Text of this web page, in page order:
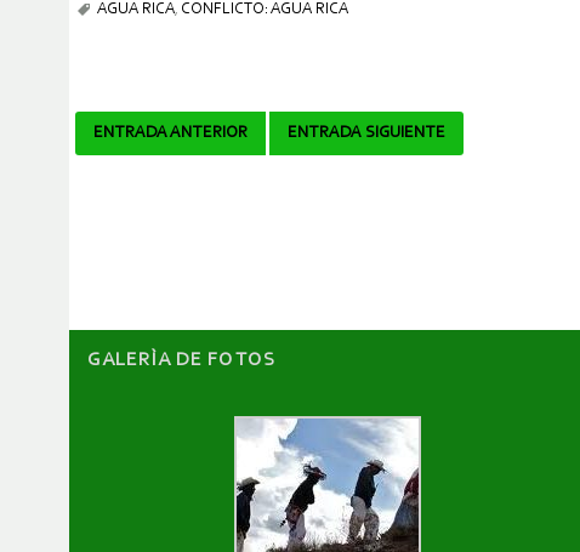
AGUA RICA, CONFLICTO: AGUA RICA
Navegador
ENTRADA ANTERIOR ENTRADA SIGUIENTE
GALERÌA DE FOTOS